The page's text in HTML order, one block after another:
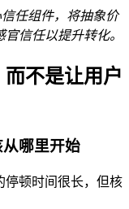
信任组件，将抽象价
信任以提升转化。
不是让用户
哪里开始
停顿时间很长，但核